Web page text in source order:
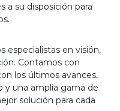
a su disposición para
especialistas en visión,
Contamos con
los últimos avances,
y una amplia gama de
solución para cada